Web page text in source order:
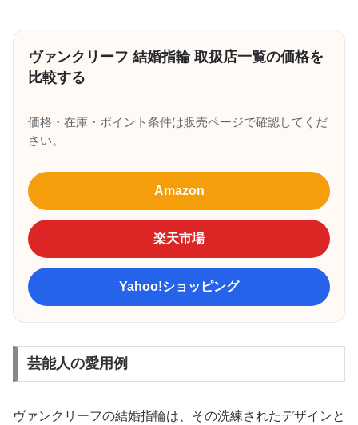
ヴァンクリーフ 結婚指輪 取扱店一覧の価格を
比較する
価格・在庫・ポイント条件は販売ページで確認してくだ
さい。
Amazon
楽天市場
Yahoo!ショッピング
芸能人の愛用例
ヴァンクリーフの結婚指輪は、その洗練されたデザインと